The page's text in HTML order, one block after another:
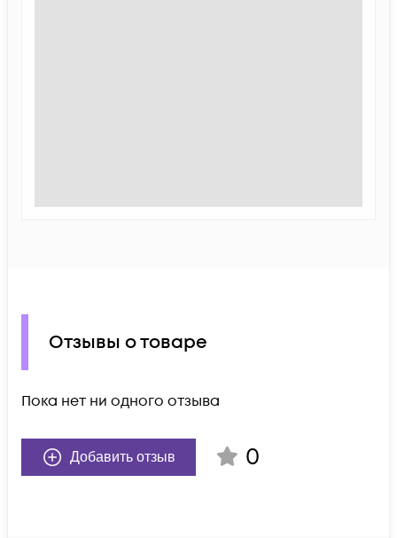
Отзывы о товаре
Пока нет ни одного отзыва
Добавить отзыв 0